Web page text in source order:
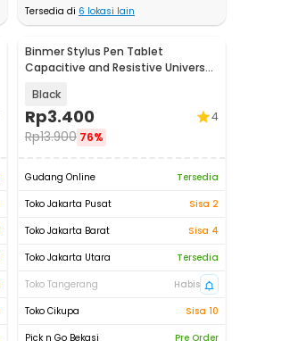
Tersedia di 6 lokasi lain
Binmer Stylus Pen Tablet
Capacitive and Resistive Universal
Black
Rp3.400
Rp13.900 76%
4
Gudang Online
Tersedia
Toko Jakarta Pusat
Sisa 2
Toko Jakarta Barat
Sisa 4
Toko Jakarta Utara
Tersedia
Toko Tangerang
Habis
Toko Cikupa
Sisa 10
Pick n Go Bekasi
Pre Order